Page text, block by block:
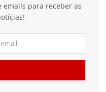
emails para receber as